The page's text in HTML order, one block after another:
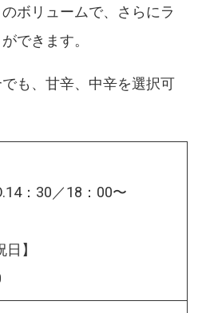
ボリュームで、さらにラ
できます。
も、甘辛、中辛を選択可
：30／18：00〜
】